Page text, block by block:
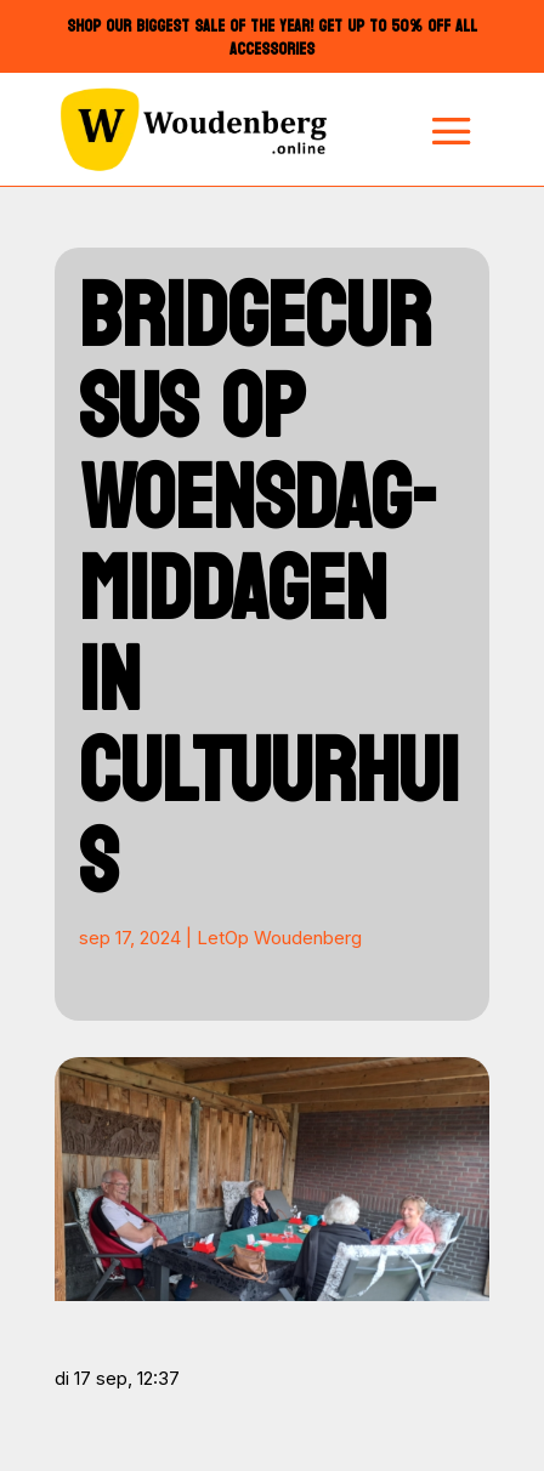
SHOP OUR BIGGEST SALE OF THE YEAR! GET UP TO 50% OFF ALL
ACCESSORIES
BRIDGECUR
SUS OP
WOENSDAG-
MIDDAGEN
IN
CULTUURHUI
S
sep 17, 2024| LetOp Woudenberg
di 17 sep, 12:37